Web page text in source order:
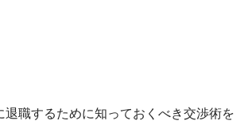
退職するために知っておくべき交渉術を